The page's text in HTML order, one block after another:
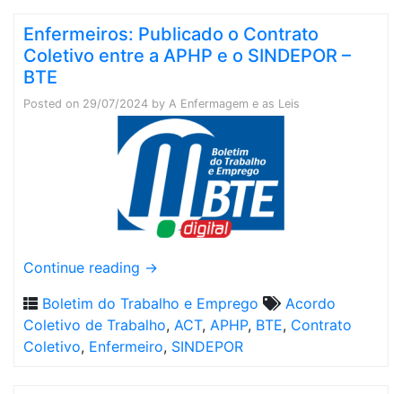
Enfermeiros: Publicado o Contrato
Coletivo entre a APHP e o SINDEPOR –
BTE
Posted on 29/07/2024 by A Enfermagem e as Leis
Continue reading →
Boletim do Trabalho e Emprego
Acordo
Coletivo de Trabalho, ACT, APHP, BTE, Contrato
Coletivo, Enfermeiro, SINDEPOR